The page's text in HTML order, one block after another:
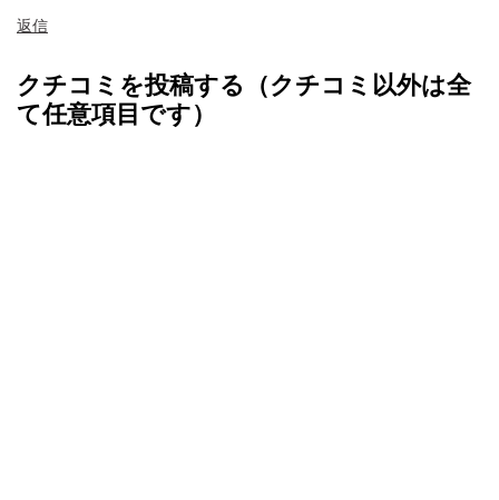
返信
クチコミを投稿する（クチコミ以外は全
て任意項目です）